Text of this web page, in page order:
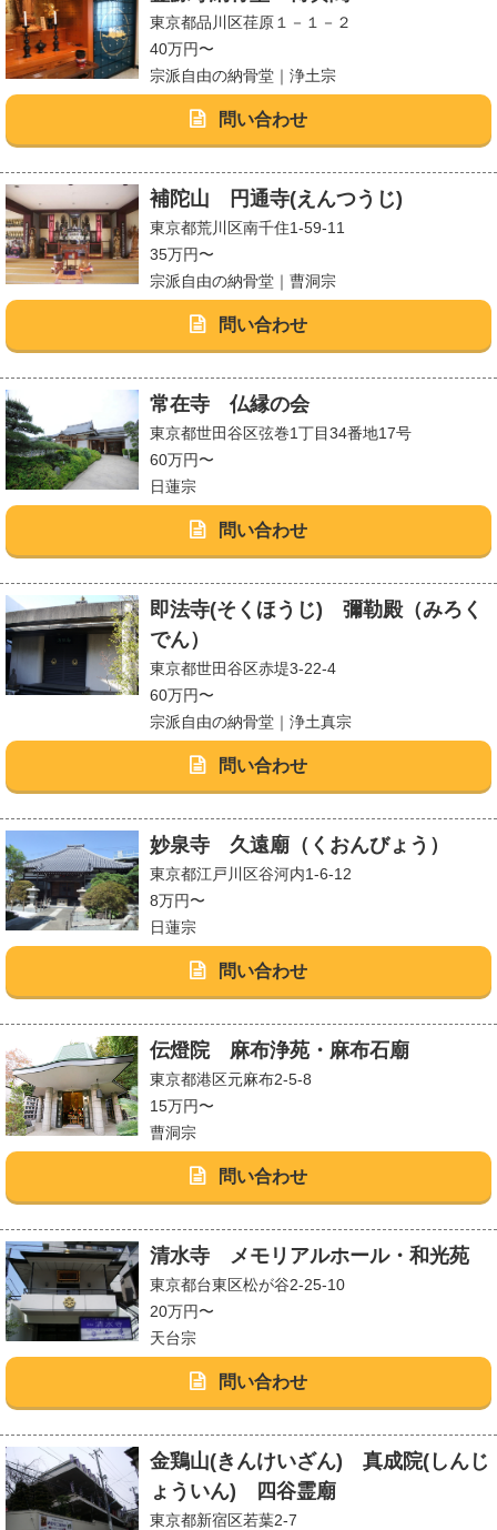
東京都品川区荏原１－１－２
40万円〜
宗派自由の納骨堂｜浄土宗
問い合わせ
補陀山 円通寺(えんつうじ)
東京都荒川区南千住1-59-11
35万円〜
宗派自由の納骨堂｜曹洞宗
問い合わせ
常在寺 仏縁の会
東京都世田谷区弦巻1丁目34番地17号
60万円〜
日蓮宗
問い合わせ
即法寺(そくほうじ) 彌勒殿（みろく
でん）
東京都世田谷区赤堤3-22-4
60万円〜
宗派自由の納骨堂｜浄土真宗
問い合わせ
妙泉寺 久遠廟（くおんびょう）
東京都江戸川区谷河内1-6-12
8万円〜
日蓮宗
問い合わせ
伝燈院 麻布浄苑・麻布石廟
東京都港区元麻布2-5-8
15万円〜
曹洞宗
問い合わせ
清水寺 メモリアルホール・和光苑
東京都台東区松が谷2-25-10
20万円〜
天台宗
問い合わせ
金鶏山(きんけいざん) 真成院(しんじ
ょういん) 四谷霊廟
東京都新宿区若葉2-7